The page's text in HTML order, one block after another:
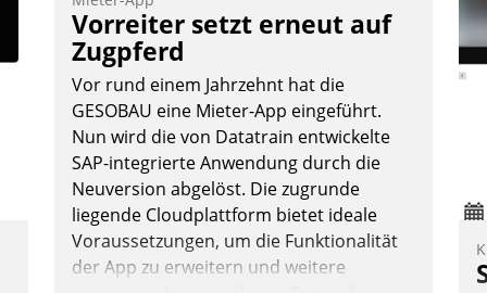
Teilnehmer kurzweilige Einblicke in
innovative Cloud-Strategien und -
Lösungen mit hohem Zukunftspotenzial.
Andreas Lerchner
Vorreiter setzt erneut auf
Zugpferd
Vor rund einem Jahrzehnt hat die
GESOBAU eine Mieter-App eingeführt.
Nun wird die von Datatrain entwickelte
SAP-integrierte Anwendung durch die
Neuversion abgelöst. Die zugrunde
liegende Cloudplattform bietet ideale
Voraussetzungen, um die Funktionalität
der App zu erweitern und weitere